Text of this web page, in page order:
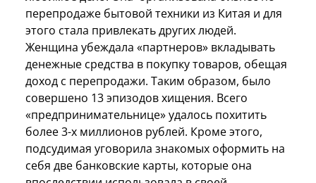
перепродаже бытовой техники из Китая и для
этого стала привлекать других людей.
Женщина убеждала «партнеров» вкладывать
денежные средства в покупку товаров, обещая
доход с перепродажи. Таким образом, было
совершено 13 эпизодов хищения. Всего
«предпринимательнице» удалось похитить
более 3-х миллионов рублей. Кроме этого,
подсудимая уговорила знакомых оформить на
себя две банковские карты, которые она